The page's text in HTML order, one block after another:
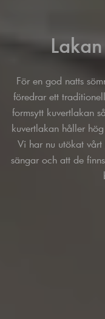
För en god natts
föredrar ett
formsytt kuvertlakan
kuvertlakan håller
Vi har nu utökat
sängar och att de